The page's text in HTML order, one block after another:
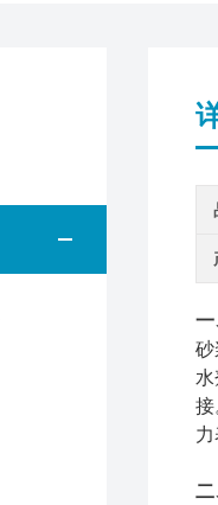
一
砂
接
二